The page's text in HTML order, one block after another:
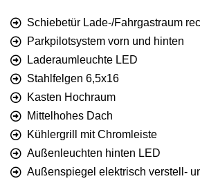
Schiebetür Lade-/Fahrgastraum
Parkpilotsystem vorn und hinten
Laderaumleuchte LED
Stahlfelgen 6,5x16
Kasten Hochraum
Mittelhohes Dach
Kühlergrill mit Chromleiste
Außenleuchten hinten LED
Außenspiegel elektrisch verstell-